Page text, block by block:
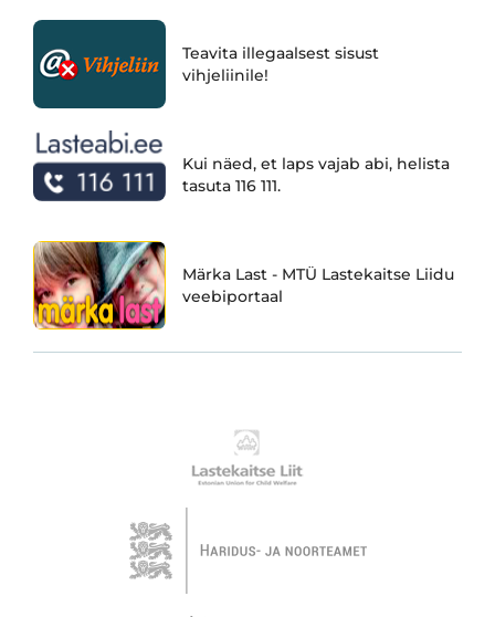
Teavita illegaalsest sisust
vihjeliinile!
Kui näed, et laps vajab abi, helista
tasuta 116 111.
Märka Last - MTÜ Lastekaitse Liidu
veebiportaal